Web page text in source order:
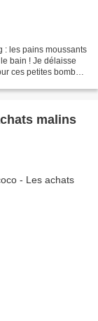
: les pains moussants
bain ! Je délaisse
ces petites bombes
malins